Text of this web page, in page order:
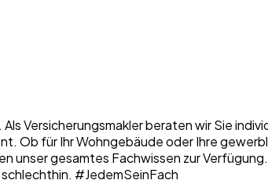
Versicherungsmakler beraten wir Sie
Ob für Ihr Wohngebäude oder Ihre
gesamtes Fachwissen zur
#JedemSeinFach